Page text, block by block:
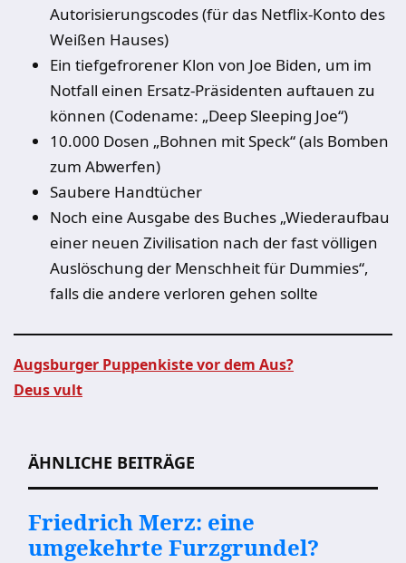
Autorisierungscodes (für das Netflix-Konto des
Weißen Hauses)
Ein tiefgefrorener Klon von Joe Biden, um im
Notfall einen Ersatz-Präsidenten auftauen zu
können (Codename: „Deep Sleeping Joe“)
10.000 Dosen „Bohnen mit Speck“ (als Bomben
zum Abwerfen)
Saubere Handtücher
Noch eine Ausgabe des Buches „Wiederaufbau
einer neuen Zivilisation nach der fast völligen
Auslöschung der Menschheit für Dummies“,
falls die andere verloren gehen sollte
Augsburger Puppenkiste vor dem Aus?
Deus vult
ÄHNLICHE BEITRÄGE
Friedrich Merz: eine
umgekehrte Furzgrundel?